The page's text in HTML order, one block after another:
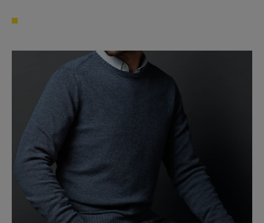
produksjonsuke. For eksempel, 13500016: uke 35 i 2011.
Feilkodene har ulike betydninger avhengig av hvilket
problem du opplever. Bruk
Feilsøking
for å finne en
spesifikk feilkode og finne ut hvordan den kan bli reparert.
4. Hva betyr symbolene på tørketrommelen min?
Dersom du er usikker på betydningen av symbolene på
produktet, kan du alltid lese den vedlagte
bruksanvisningen. Dersom du ikke har tilgang på
bruksanvisningen din, kan du laste ned en digital versjon
5. Tørketrommelen min fungerer ikke. Hvem skal jeg kontakte
angående reparasjon av tørketrommelen?